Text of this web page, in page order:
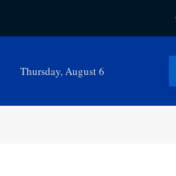
Thursday, August 6